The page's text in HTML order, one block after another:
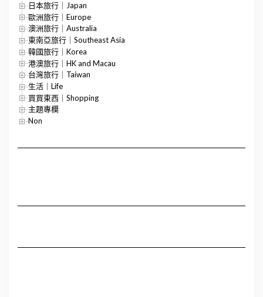
日本旅行｜Japan
歐洲旅行｜Europe
澳洲旅行｜Australia
東南亞旅行｜Southeast Asia
韓國旅行｜Korea
港澳旅行｜HK and Macau
台灣旅行｜Taiwan
生活｜Life
買買東西｜Shopping
主題專欄
Non